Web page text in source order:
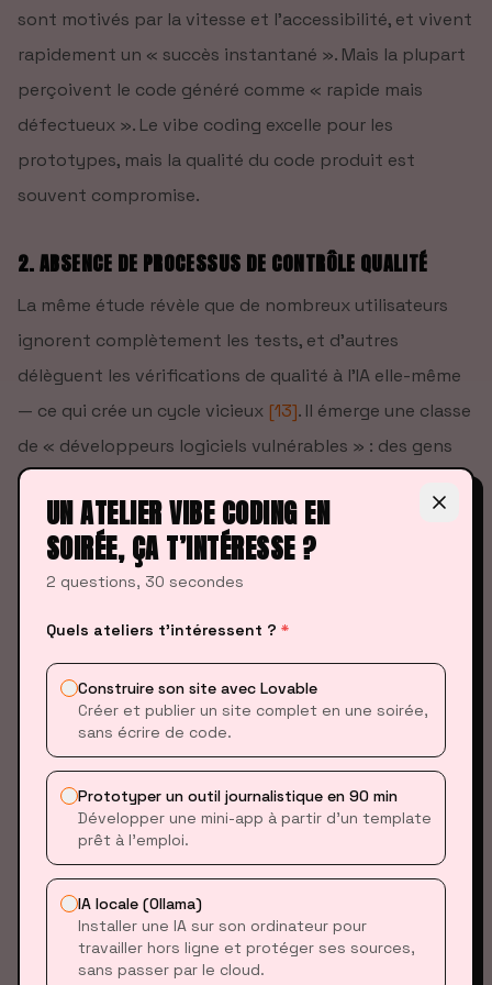
sont motivés par la vitesse et l'accessibilité, et vivent
rapidement un « succès instantané ». Mais la plupart
perçoivent le code généré comme « rapide mais
défectueux ». Le vibe coding excelle pour les
prototypes, mais la qualité du code produit est
souvent compromise.
2. ABSENCE DE PROCESSUS DE CONTRÔLE QUALITÉ
La même étude révèle que de nombreux utilisateurs
ignorent complètement les tests, et d'autres
délèguent les vérifications de qualité à l'IA elle-même
— ce qui crée un cycle vicieux [13]. Il émerge une classe
de « développeurs logiciels vulnérables » : des gens
qui peuvent construire un produit mais ne peuvent
pas le déboguer quand il bugge.
3. RISQUES DE SÉCURITÉ
Databricks a découvert que le vibe coding peut
introduire des vulnérabilités critiques[14]:
Injections SQL: Une injection SQL est une attaque
où un pirate insère du code malveillant dans un
champ de formulaire web pour manipuler la base de
données et voler ou détruire des informations.
Cross-site scripting (XSS): Le XSS permet à un
attaquant d'injecter du code JavaScript dans un
site web qui s'exécute dans le navigateur des
visiteurs pour voler leurs données personnelles.
UN ATELIER VIBE CODING EN
SOIRÉE, ÇA T’INTÉRESSE ?
2 questions, 30 secondes
Quels ateliers t’intéressent ? *
Construire son site avec Lovable
Créer et publier un site complet en une soirée,
sans écrire de code.
Prototyper un outil journalistique en 90 min
Développer une mini-app à partir d’un template
prêt à l’emploi.
IA locale (Ollama)
Installer une IA sur son ordinateur pour
travailler hors ligne et protéger ses sources,
sans passer par le cloud.